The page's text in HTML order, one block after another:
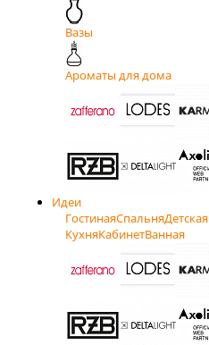
Вазы
Ароматы для дома
Идеи
ГостинаяСпальняДетская
КухняКабинетВанная